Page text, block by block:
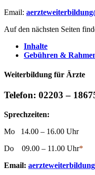
Email:
Auf den nächsten Seiten
Inhalte
Gebühren &
Weiterbildung für Ärzte
Telefon: 02203 –
Sprechzeiten:
Mo 14.00 – 16.00 Uhr
Do 09.00 – 11.00 Uhr*
Email: